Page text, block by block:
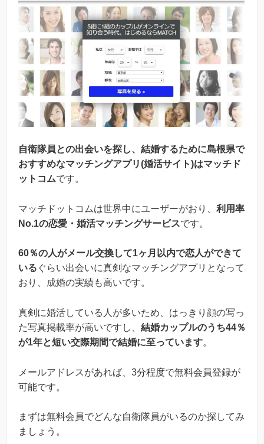
自衛隊員との出会いを探し、結婚するために島根県で
おすすめなマッチングアプリ(婚活サイト)はマッチド
ットコムです。
マッチドットコムは世界中にユーザーがおり、 利用率
No.1の恋愛・婚活マッチングサービスです。
60％の人がメール交換して1ヶ月以内で恋人ができて
いる ぐらい出会いに真剣なマッチングアプリとなって
おり、成婚の実績も高いです。
真剣に婚活している人が多いため、はっきり顔の写っ
た写真掲載率が高いですし、 結婚カップルのうち44％
が1年と短い交際期間で結婚に至っています。
メールアドレスがあれば、3分程度で無料会員登録が
可能です。
まずは無料会員でどんな自衛隊員がいるのか探してみ
ましょう。